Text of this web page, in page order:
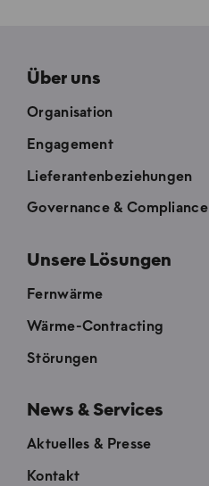
Über uns
Organisation
Engagement
Lieferantenbeziehungen
Governance & Compliance
Unsere Lösungen
Fernwärme
Wärme-Contracting
Störungen
News & Services
Aktuelles & Presse
Kontakt